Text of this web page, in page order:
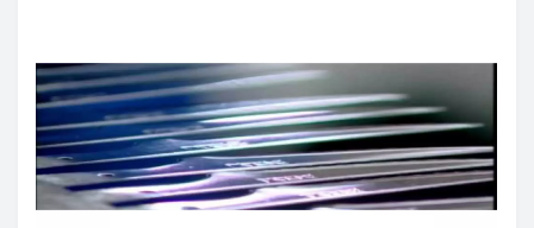
тривалої роботи. Рукоятку виготовили з
антиковзкого поліпропілену, що стійкий до кислот,
хлору, миючих засобів та високих температур.
≡ЧАСТІ ПИТАННЯ ПРО КУХОННІ НОЖІ ARCOS СЕРІЇ
NIZA ?